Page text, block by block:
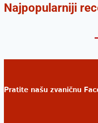
Najpopularniji
Pratite našu zvaničnu